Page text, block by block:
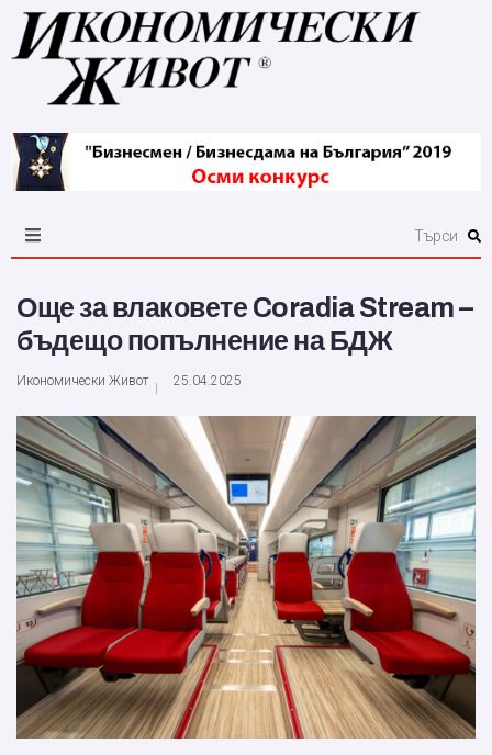
Още за влаковете Coradia Stream –
бъдещо попълнение на БДЖ
Икономически Живот 25.04.2025